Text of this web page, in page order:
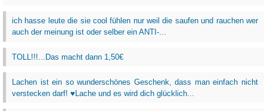
ich hasse leute die sie cool fühlen nur weil die saufen und rauchen wer
auch der meinung ist oder selber ein ANTI-...
TOLL!!!...Das macht dann 1,50€
Lachen ist ein so wunderschönes Geschenk, dass man einfach nicht
verstecken darf! ♥Lache und es wird dich glücklich...